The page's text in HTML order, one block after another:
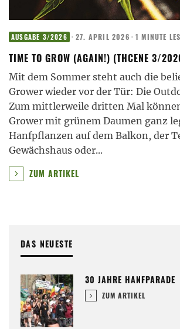
AUSGABE 3/2026 · 27. APRIL 2026 · 1 MINUTE
TIME TO GROW (AGAIN!) (THCENE 3/
Mit dem Sommer steht auch die
Grower wieder vor der Tür: Die
Zum mittlerweile dritten Mal
Grower mit grünem Daumen ganz
Hanfpflanzen auf dem Balkon, der
Gewächshaus oder...
ZUM ARTIKEL
DAS NEUESTE
30 JAHRE HANFPARADE
ZUM ARTIKEL